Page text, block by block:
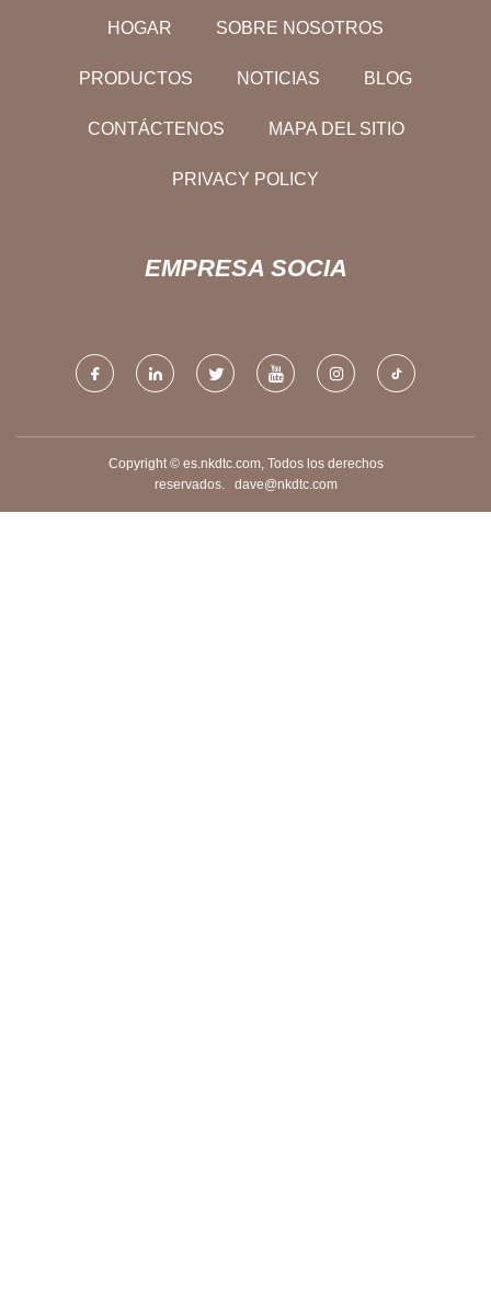
HOGAR SOBRE NOSOTROS
PRODUCTOS NOTICIAS BLOG
CONTÁCTENOS MAPA DEL SITIO
PRIVACY POLICY
EMPRESA SOCIA
Copyright © es.nkdtc.com, Todos los derechos
reservados. dave@nkdtc.com